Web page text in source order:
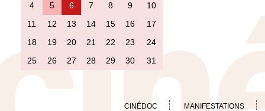
4
5 6 7 8 9
10
11
12 13 14 15 16
17
18
19 20 21 22 23
24
25
26 27 28 29 30 31
CINÉDOC MANIFESTATIONS